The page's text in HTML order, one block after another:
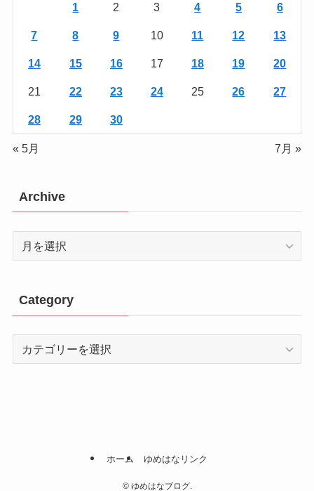
1 2 3 4 5 6
7 8 9 10 11 12 13
14 15 16 17 18 19 20
21 22 23 24 25 26 27
28 29 30
« 5月 7月 »
Archive
Archive
Category
Category
ホーム ゆめはなリンク
©ゆめはなブログ.